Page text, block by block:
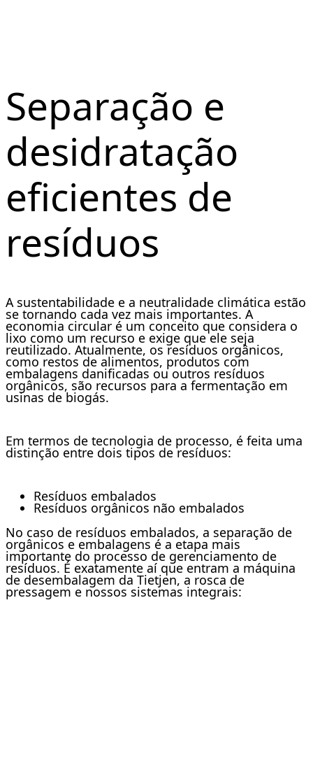
Separação e
desidratação
eficientes de
resíduos
A sustentabilidade e a neutralidade climática estão
se tornando cada vez mais importantes. A
economia circular é um conceito que considera o
lixo como um recurso e exige que ele seja
reutilizado. Atualmente, os resíduos orgânicos,
como restos de alimentos, produtos com
embalagens danificadas ou outros resíduos
orgânicos, são recursos para a fermentação em
usinas de biogás.
Em termos de tecnologia de processo, é feita uma
distinção entre dois tipos de resíduos:
Resíduos embalados
Resíduos orgânicos não embalados
No caso de resíduos embalados, a separação de
orgânicos e embalagens é a etapa mais
importante do processo de gerenciamento de
resíduos. É exatamente aí que entram a máquina
de desembalagem da Tietjen, a rosca de
pressagem e nossos sistemas integrais: